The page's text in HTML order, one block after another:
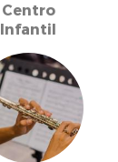
Centro
Infantil